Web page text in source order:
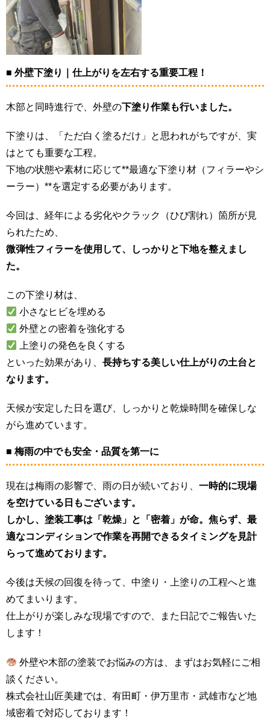
■ 外壁下塗り｜仕上がりを左右する重要工程！
木部と同時進行で、外壁の下塗り作業も行いました。
下塗りは、「ただ白く塗るだけ」と思われがちですが、実
はとても重要な工程。
下地の状態や素材に応じて**最適な下塗り材（フィラーやシ
ーラー）**を選定する必要があります。
今回は、経年による劣化やクラック（ひび割れ）箇所が見
られたため、
微弾性フィラーを使用して、しっかりと下地を整えまし
た。
この下塗り材は、
小さなヒビを埋める
外壁との密着を強化する
上塗りの発色を良くする
といった効果があり、 長持ちする美しい仕上がりの土台と
なります。
天候が安定した日を選び、しっかりと乾燥時間を確保しな
がら進めています。
■ 梅雨の中でも安全・品質を第一に
現在は梅雨の影響で、雨の日が続いており、 一時的に現場
を空けている日もございます。
しかし、塗装工事は「乾燥」と「密着」が命。焦らず、 最
適なコンディションで作業を再開できるタイミングを見計
らって進めております。
今後は天候の回復を待って、中塗り・上塗りの工程へと進
めてまいります。
仕上がりが楽しみな現場ですので、また日記でご報告いた
します！
外壁や木部の塗装でお悩みの方は、まずはお気軽にご相
談ください。
株式会社山匠美建では、有田町・伊万里市・武雄市など地
域密着で対応しております！